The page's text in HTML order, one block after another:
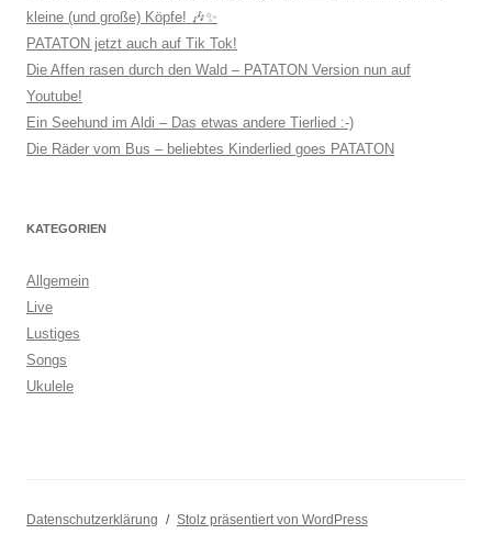
kleine (und große) Köpfe! 🎶✨
PATATON jetzt auch auf Tik Tok!
Die Affen rasen durch den Wald – PATATON Version nun auf
Youtube!
Ein Seehund im Aldi – Das etwas andere Tierlied :-)
Die Räder vom Bus – beliebtes Kinderlied goes PATATON
KATEGORIEN
Allgemein
Live
Lustiges
Songs
Ukulele
Datenschutzerklärung Stolz präsentiert von WordPress